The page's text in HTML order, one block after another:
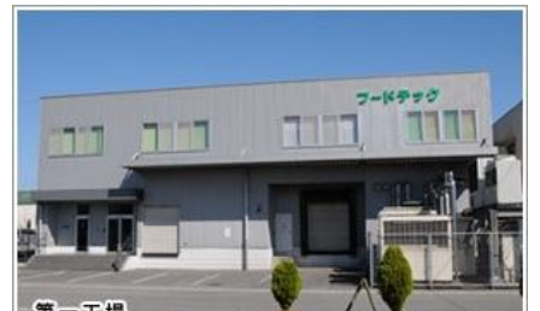
キーワード
検索